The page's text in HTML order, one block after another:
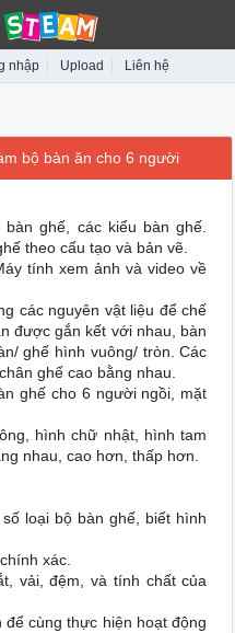
nhập Upload Liên hệ
bộ bàn ăn cho 6 người
ghế, các kiểu bàn ghế.
theo cấu tạo và bản vẽ.
tính xem ảnh và video về
các nguyên vật liệu để chế
được gắn kết với nhau, bàn
ghế hình vuông/ tròn. Các
ghế cao bằng nhau.
ghế cho 6 người ngồi, mặt
hình chữ nhật, hình tam
nhau, cao hơn, thấp hơn.
loại bộ bàn ghế, biết hình
xác.
vải, đệm, và tính chất của
cùng thực hiện hoạt động